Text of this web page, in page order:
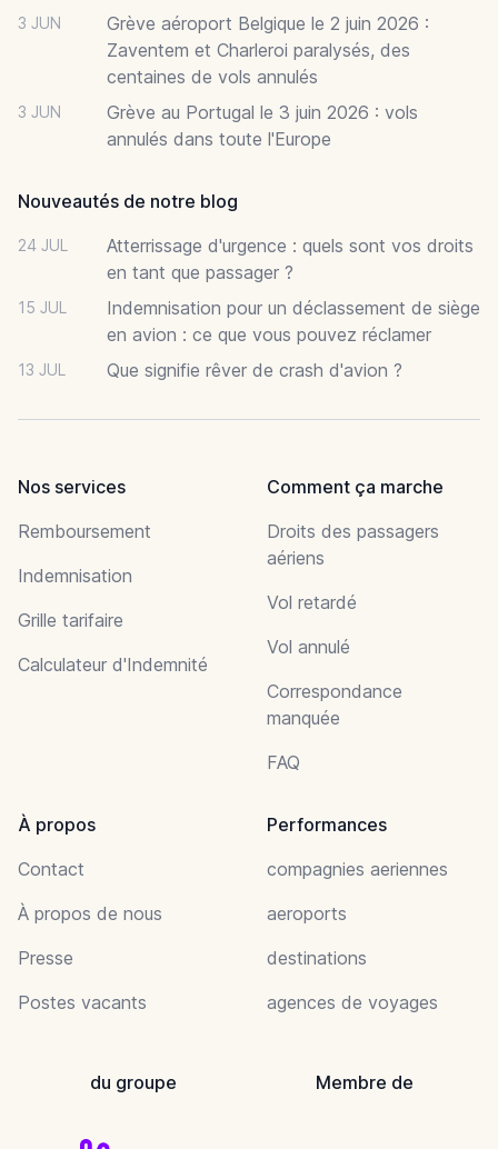
3 JUN
Grève aéroport Belgique le 2 juin 2026 :
Zaventem et Charleroi paralysés, des
centaines de vols annulés
3 JUN
Grève au Portugal le 3 juin 2026 : vols
annulés dans toute l'Europe
Nouveautés de notre blog
24 JUL
Atterrissage d'urgence : quels sont vos droits
en tant que passager ?
15 JUL
Indemnisation pour un déclassement de siège
en avion : ce que vous pouvez réclamer
13 JUL Que signifie rêver de crash d'avion ?
Nos services
Remboursement
Indemnisation
Grille tarifaire
Calculateur d'Indemnité
Comment ça marche
Droits des passagers
aériens
Vol retardé
Vol annulé
Correspondance
manquée
FAQ
À propos
Contact
À propos de nous
Presse
Postes vacants
Performances
compagnies aeriennes
aeroports
destinations
agences de voyages
du groupe Membre de